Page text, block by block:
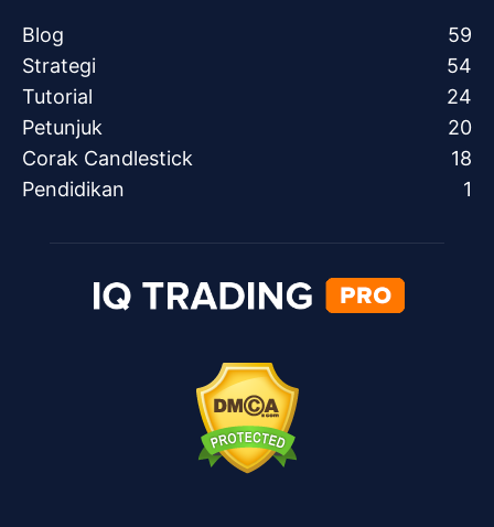
Blog
59
Strategi
54
Tutorial
24
Petunjuk
20
Corak Candlestick
18
Pendidikan
1